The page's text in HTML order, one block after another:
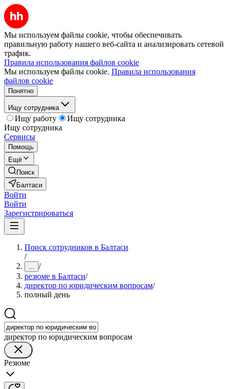
Мы используем файлы cookie, чтобы обеспечивать
правильную работу нашего веб-сайта и анализировать сетевой
трафик.
Правила использования файлов cookie
Мы используем файлы cookie. Правила использования
файлов cookie
Понятно
Ищу сотрудника
Ищу работу
Ищу сотрудника
Ищу сотрудника
Сервисы
Помощь
Ещё
Поиск
Балтаси
Войти
Войти
Зарегистрироваться
Поиск сотрудников в Балтаси
/
... /
резюме в Балтаси/
директор по юридическим вопросам/
полный день
директор по юридическим вопросам
Резюме